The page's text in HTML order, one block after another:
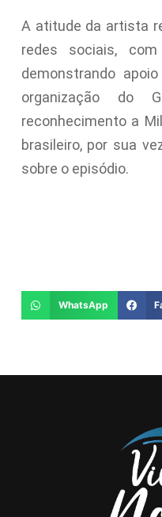
A atitude da artista
redes sociais,
demonstrando
organização do
reconhecimento a
brasileiro, por sua
sobre o episódio.
WhatsApp